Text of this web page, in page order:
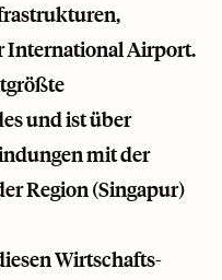
International Airport.
und ist über
mit der
Region (Singapur)
Wirtschafts-